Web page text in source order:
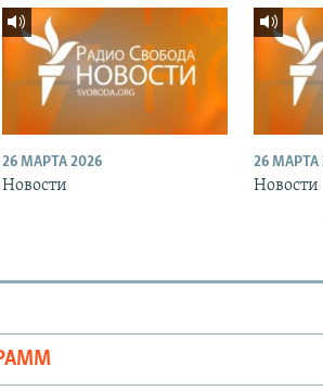
26 МАРТА 2026
Новости
26 МАРТА
Новости